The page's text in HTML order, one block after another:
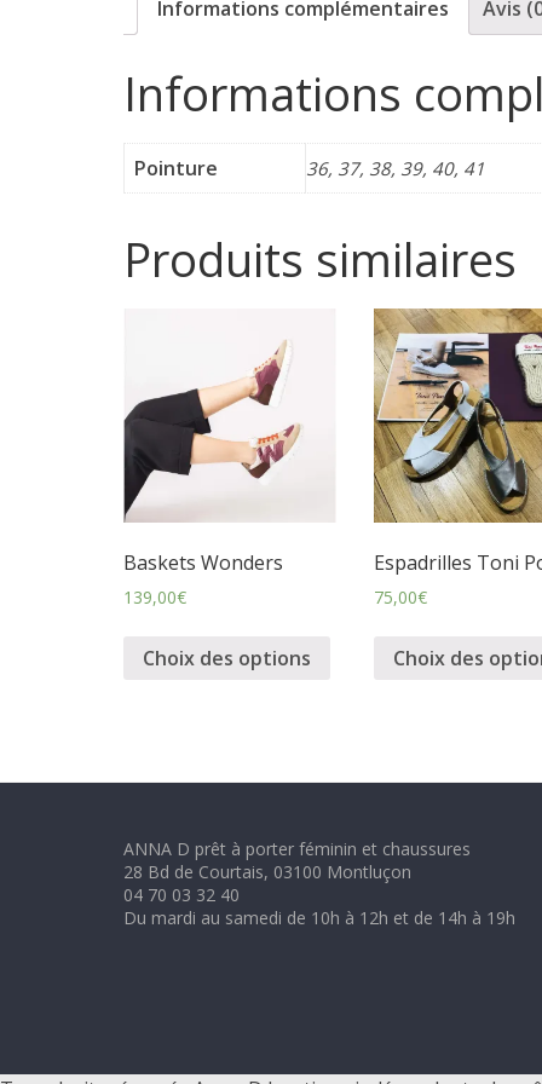
p
o
r
t
r
f
é
m
i
n
e
Informations complémentaires Avis
Informations
Pointure 36, 37, 38, 39, 40, 41
Produits similaires
Baskets Wonders
139,00€
Choix des options
Espadrilles Toni
75,00€
Choix des
ANNA D prêt à porter féminin et chaussures
28 Bd de Courtais, 03100 Montluçon
04 70 03 32 40
Du mardi au samedi de 10h à 12h et de 14h à 19h